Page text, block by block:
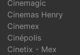
Cinemagic
Cinemas Henry
Cinemex
Cinépolis
Cinetix - Mex